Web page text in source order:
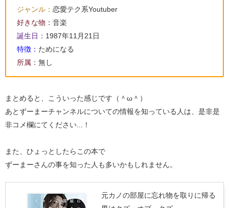
ジャンル： 恋愛テク系Youtuber
好きな物： 音楽
誕生日： 1987年11月21日
特徴： ためになる
所属： 無し
まとめると、こういった感じです（＾ω＾）
あとずーまーチャンネルについての情報を知っている人は、是非是
非コメ欄にてください...！
また、ひょっとしたらこの本で
ずーまーさんの事を知った人も多いかもしれません。
元カノの部屋に忘れ物を取りに帰る